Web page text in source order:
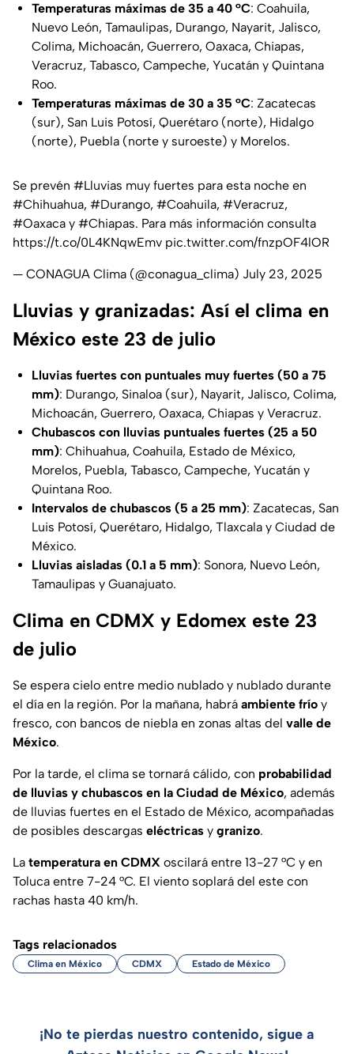
Temperaturas máximas de 35 a 40 °C: Coahuila,
Nuevo León, Tamaulipas, Durango, Nayarit, Jalisco,
Colima, Michoacán, Guerrero, Oaxaca, Chiapas,
Veracruz, Tabasco, Campeche, Yucatán y Quintana
Roo.
Temperaturas máximas de 30 a 35 °C: Zacatecas
(sur), San Luis Potosí, Querétaro (norte), Hidalgo
(norte), Puebla (norte y suroeste) y Morelos.
Se prevén #Lluvias muy fuertes para esta noche en
#Chihuahua, #Durango, #Coahuila, #Veracruz,
#Oaxaca y #Chiapas. Para más información consulta
https://t.co/0L4KNqwEmv pic.twitter.com/fnzpOF4lOR
— CONAGUA Clima (@conagua_clima) July 23, 2025
Lluvias y granizadas: Así el clima en
México este 23 de julio
Lluvias fuertes con puntuales muy fuertes (50 a 75
mm): Durango, Sinaloa (sur), Nayarit, Jalisco, Colima,
Michoacán, Guerrero, Oaxaca, Chiapas y Veracruz.
Chubascos con lluvias puntuales fuertes (25 a 50
mm): Chihuahua, Coahuila, Estado de México,
Morelos, Puebla, Tabasco, Campeche, Yucatán y
Quintana Roo.
Intervalos de chubascos (5 a 25 mm): Zacatecas, San
Luis Potosí, Querétaro, Hidalgo, Tlaxcala y Ciudad de
México.
Lluvias aisladas (0.1 a 5 mm): Sonora, Nuevo León,
Tamaulipas y Guanajuato.
Clima en CDMX y Edomex este 23
de julio
Se espera cielo entre medio nublado y nublado durante
el día en la región. Por la mañana, habrá ambiente frío y
fresco, con bancos de niebla en zonas altas del valle de
México.
Por la tarde, el clima se tornará cálido, con probabilidad
de lluvias y chubascos en la Ciudad de México, además
de lluvias fuertes en el Estado de México, acompañadas
de posibles descargas eléctricas y granizo.
La temperatura en CDMX oscilará entre 13-27 °C y en
Toluca entre 7-24 °C. El viento soplará del este con
rachas hasta 40 km/h.
Tags relacionados
Clima en México CDMX Estado de México
¡No te pierdas nuestro contenido, sigue a